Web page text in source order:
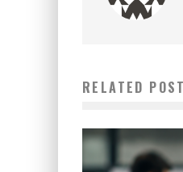
RELATED